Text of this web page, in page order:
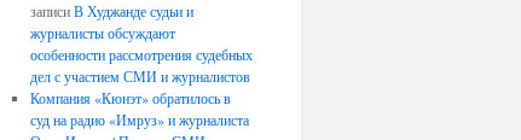
записиВ Худжанде судьи и
журналисты обсуждают
особенности рассмотрения судебных
дел с участием СМИ и журналистов
Компания «Кюнэт» обратилось в
суд на радио «Имруз» и журналиста